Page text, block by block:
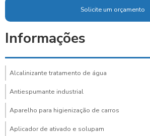
Solicite um orçamento
Informações
Alcalinizante tratamento de água
Antiespumante industrial
Aparelho para higienização de carros
Aplicador de ativado e solupam